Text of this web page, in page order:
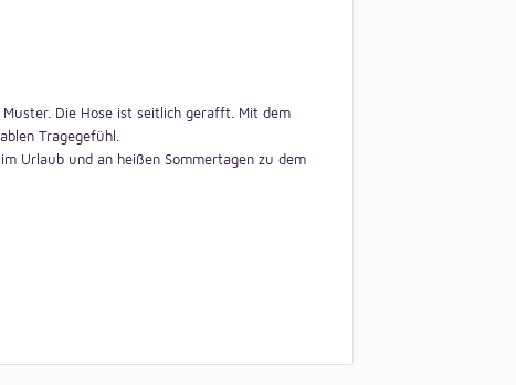
Die Hose ist seitlich gerafft. Mit dem
Tragegefühl.
Urlaub und an heißen Sommertagen zu dem